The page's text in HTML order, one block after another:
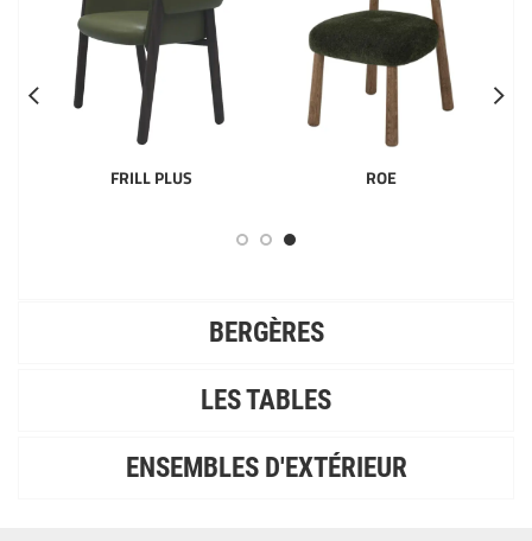
FRILL PLUS ROE
BERGÈRES
LES TABLES
ENSEMBLES D'EXTÉRIEUR